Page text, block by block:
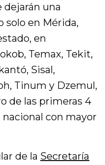
dejarán una
solo en Mérida,
en
Temax, Tekit,
Sisal,
Tinum y Dzemul,
de las primeras 4
con mayor
de la Secretaría